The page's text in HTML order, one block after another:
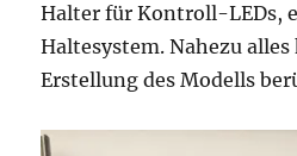
Halter für Kontroll-LEDs,
Haltesystem. Nahezu
Erstellung des Modells